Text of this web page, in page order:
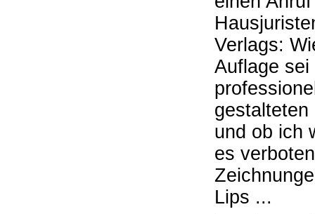
Verlags:
Auflage sei
gestalteten
und ob ich
es
Lips ...